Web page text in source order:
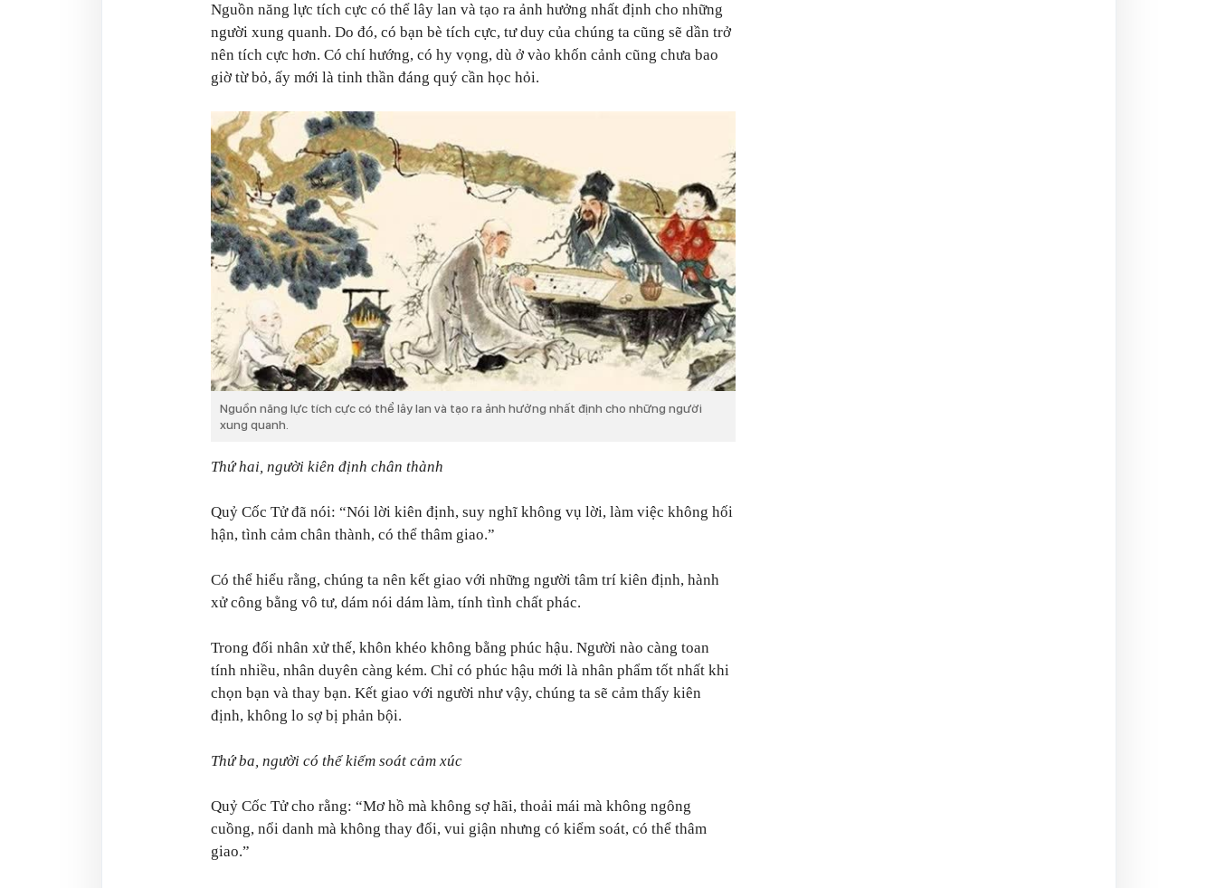
Nguồn năng lực tích cực có thể lây lan và tạo ra ảnh hưởng nhất định cho những
người xung quanh. Do đó, có bạn bè tích cực, tư duy của chúng ta cũng sẽ dần trở
nên tích cực hơn. Có chí hướng, có hy vọng, dù ở vào khốn cảnh cũng chưa bao
giờ từ bỏ, ấy mới là tinh thần đáng quý cần học hỏi.
Nguồn năng lực tích cực có thể lây lan và tạo ra ảnh hưởng nhất định cho những người
xung quanh.
Thứ hai, người kiên định chân thành
Quỷ Cốc Tử đã nói: “Nói lời kiên định, suy nghĩ không vụ lời, làm việc không hối
hận, tình cảm chân thành, có thể thâm giao.”
Có thể hiểu rằng, chúng ta nên kết giao với những người tâm trí kiên định, hành
xử công bằng vô tư, dám nói dám làm, tính tình chất phác.
Trong đối nhân xử thế, khôn khéo không bằng phúc hậu. Người nào càng toan
tính nhiều, nhân duyên càng kém. Chỉ có phúc hậu mới là nhân phẩm tốt nhất khi
chọn bạn và thay bạn. Kết giao với người như vậy, chúng ta sẽ cảm thấy kiên
định, không lo sợ bị phản bội.
Thứ ba, người có thể kiểm soát cảm xúc
Quỷ Cốc Tử cho rằng: “Mơ hồ mà không sợ hãi, thoải mái mà không ngông
cuồng, nổi danh mà không thay đổi, vui giận nhưng có kiểm soát, có thể thâm
giao.”